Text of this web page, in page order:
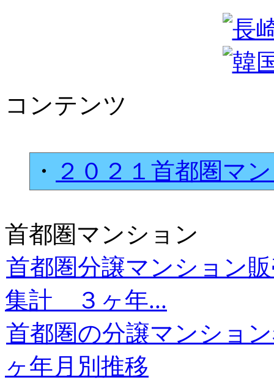
コンテンツ
・ ２０２１首都圏マ
首都圏マンション
首都圏分譲マンション
集計 ３ヶ年...
首都圏の分譲マンショ
ヶ年月別推移